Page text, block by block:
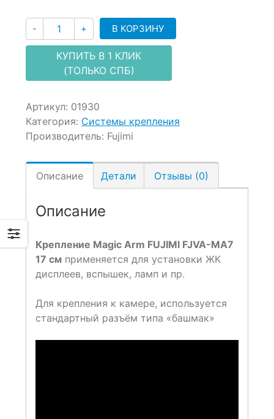
- Количество
+ В КОРЗИНУ
КУПИТЬ В 1 КЛИК
(ТОЛЬКО СПБ)
Артикул: 01930
Категория: Системы крепления
Производитель: Fujimi
Описание Детали Отзывы (0)
Описание
Крепление Magic Arm FUJIMI FJVA-MA7
17 см применяется для установки ЖК
дисплеев, вспышек, ламп и пр.
Для крепления к камере, используется
стандартный разъём типа «башмак»